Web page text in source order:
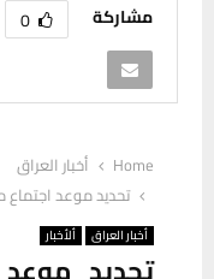
مشاركة 0
Home
أخبار العراق
تحديد موعد
أخبار العراق ألأخبار